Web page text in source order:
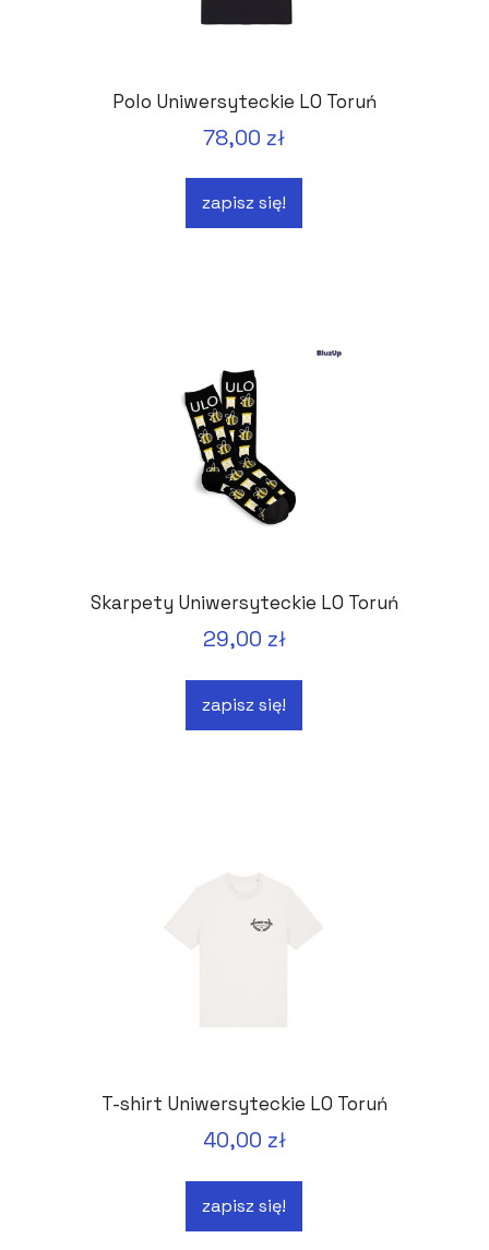
Polo Uniwersyteckie LO Toruń
78,00 zł
zapisz się!
Skarpety Uniwersyteckie LO Toruń
29,00 zł
zapisz się!
T-shirt Uniwersyteckie LO Toruń
40,00 zł
zapisz się!